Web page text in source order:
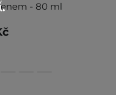
- 80 ml